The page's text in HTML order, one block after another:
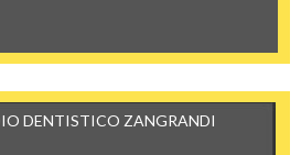
DENTISTICO ZANGRANDI